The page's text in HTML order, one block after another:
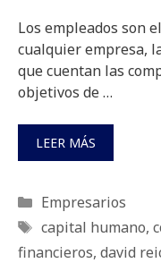
Los empleados son
cualquier empresa,
que cuentan las
objetivos de …
LEER MÁS
Categorías
Empresarios
Etiquetas
capital humano,
financieros, david